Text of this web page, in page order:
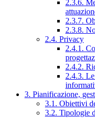
2.3.6.
2.3.7.
2.3.8.
2.4. Privacy
2.4.1.
2.4.2.
2.4.3.
3. Pianificazione,
3.1. Obiettivi
3.2. Tipologie